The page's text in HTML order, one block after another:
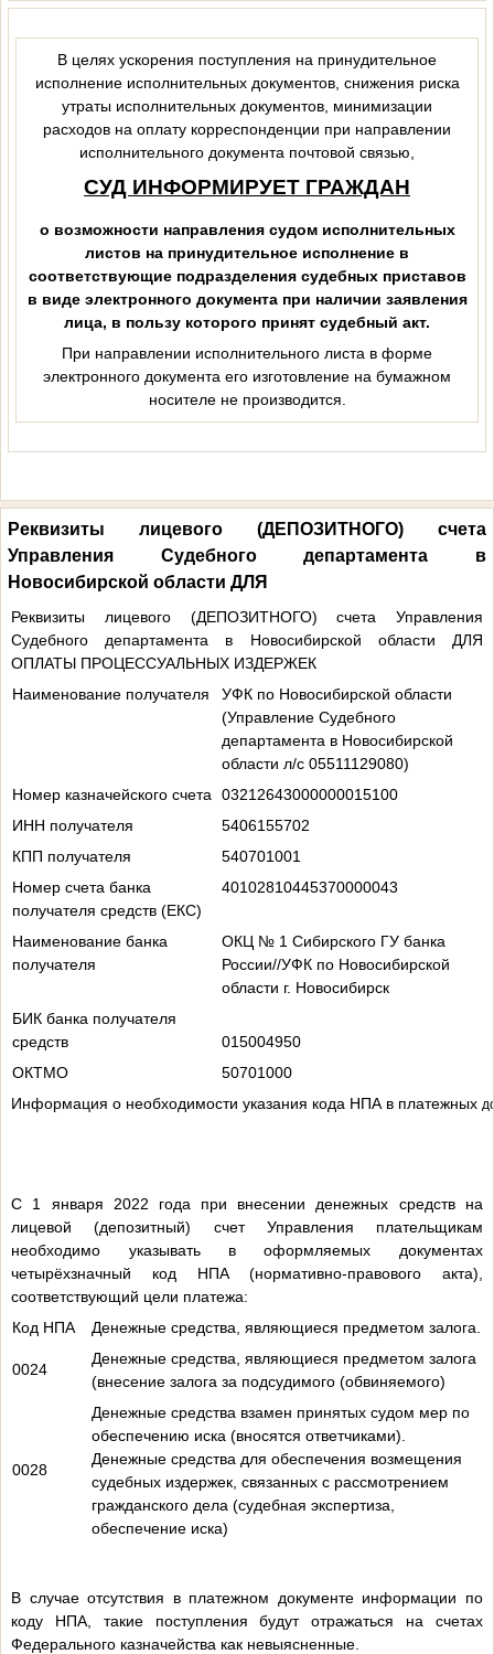
В целях ускорения поступления на принудительное
исполнение исполнительных документов, снижения риска
утраты исполнительных документов, минимизации
расходов на оплату корреспонденции при направлении
исполнительного документа почтовой связью,
СУД ИНФОРМИРУЕТ ГРАЖДАН
о возможности направления судом исполнительных
листов на принудительное исполнение в
соответствующие подразделения судебных приставов
в виде электронного документа при наличии заявления
лица, в пользу которого принят судебный акт.
При направлении исполнительного листа в форме
электронного документа его изготовление на бумажном
носителе не производится.
Реквизиты лицевого (ДЕПОЗИТНОГО) счета
Управления Судебного департамента в
Новосибирской области ДЛЯ
Реквизиты лицевого (ДЕПОЗИТНОГО) счета Управления
Судебного департамента в Новосибирской области ДЛЯ
ОПЛАТЫ ПРОЦЕССУАЛЬНЫХ ИЗДЕРЖЕК
Наименование получателя
УФК по Новосибирской области
(Управление Судебного
департамента в Новосибирской
области л/с 05511129080)
Номер казначейского счета
03212643000000015100
ИНН получателя
5406155702
КПП получателя
540701001
Номер счета банка
получателя средств (ЕКС)
40102810445370000043
Наименование банка
получателя
ОКЦ № 1 Сибирского ГУ банка
России//УФК по Новосибирской
области г. Новосибирск
БИК банка получателя
средств
015004950
ОКТМО
50701000
Информация о необходимости указания кода НПА в платежных
С 1 января 2022 года при внесении денежных средств на
лицевой (депозитный) счет Управления плательщикам
необходимо указывать в оформляемых документах
четырёхзначный код НПА (нормативно-правового акта),
соответствующий цели платежа:
Код НПА
Денежные средства, являющиеся предметом залога.
0024
Денежные средства, являющиеся предметом залога
(внесение залога за подсудимого (обвиняемого)
0028
Денежные средства взамен принятых судом мер по
обеспечению иска (вносятся ответчиками).
Денежные средства для обеспечения возмещения
судебных издержек, связанных с рассмотрением
гражданского дела (судебная экспертиза,
обеспечение иска)
В случае отсутствия в платежном документе информации по
коду НПА, такие поступления будут отражаться на счетах
Федерального казначейства как невыясненные.